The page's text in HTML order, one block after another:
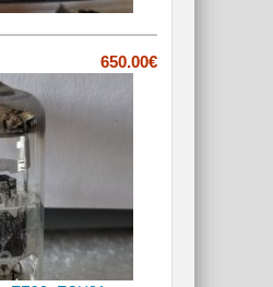
650.00€